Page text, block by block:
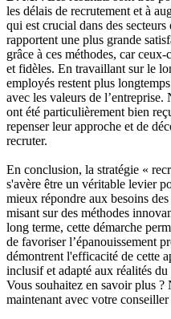
les délais de recrutement et à
qui est crucial dans des
rapportent une plus grande
grâce à ces méthodes, car
et fidèles. En travaillant sur le
employés restent plus
avec les valeurs de l’entreprise.
ont été particulièrement bien
repenser leur approche et de
recruter.
En conclusion, la stratégie «
s'avère être un véritable levier
mieux répondre aux besoins
misant sur des méthodes
long terme, cette démarche
de favoriser l’épanouissement
démontrent l'efficacité de cette
inclusif et adapté aux réalités
Vous souhaitez en savoir plus ?
maintenant avec votre